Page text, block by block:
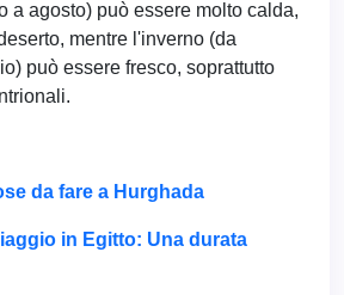
a agosto) può essere molto calda,
mentre l'inverno (da
può essere fresco, soprattutto
da fare a Hurghada
in Egitto: Una durata